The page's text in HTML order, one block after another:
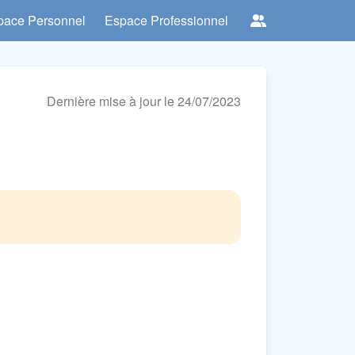
Personnel Espace Professionnel
Dernière mise à jour le 24/07/2023